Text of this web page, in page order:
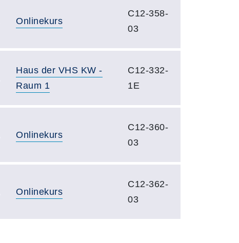
Onlinekurs
C12-358-
03
Haus der VHS KW -
Raum 1
C12-332-
1E
Onlinekurs
C12-360-
03
Onlinekurs
C12-362-
03